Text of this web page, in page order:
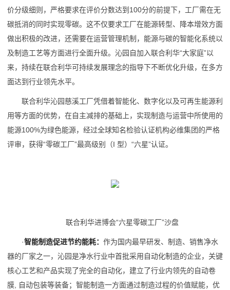
价分级细则，严格要求在评价分数达到100分的前提下，工厂需在无
碳抵消的同时实现零碳。这不仅要求工厂在能源转型、降本增效方面
做出积极的改进，还需要在运营管理机制，能源与碳的智能化系统以
及制造工艺等方面进行全面升级。沁园自加入联合利华“大家庭”以
来，持续在联合利华可持续发展理念的指导下不断优化升级，在多方
面达到行业领先水平。
联合利华沁园慈溪工厂凭借着智能化、数字化以及可再生能源利
用等方面的优势，在自主减排的基础上，实现制造与运营中所使用的
能源100%为绿色能源，经过全球知名检验认证机构必维集团的严格
评审，获得“零碳工厂”最高级别（I 型）“六星”认证。
联合利华进博会“六星零碳工厂”沙盘
·智能制造促进节约能耗： 作为国内最早研发、制造、销售净水
器的厂家之一，沁园是净水行业中首批采用自动化制造的企业，关键
核心工艺和产品实现了完全的自动化，建立了行业内领先的自动卷
膜, 自动包装等装备；智能制造一方面通过制造过程的价值赋能，优